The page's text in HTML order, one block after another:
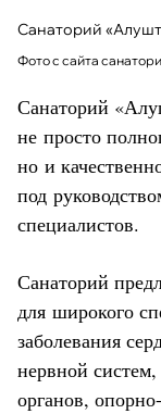
Санаторий
Фото с сайта
Санаторий
не просто
но и
под
специалистов.
Санаторий
для широкого
заболевания
нервной
органов,